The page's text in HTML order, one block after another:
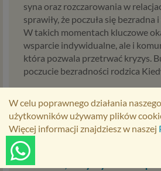
W celu poprawnego działania
użytkowników używamy plików
Więcej informacji znajdziesz w naszej
syna oraz rozczarowania w
sprawiły, że poczuła się
W takich momentach kluczowe
wsparcie indywidualne, ale i
która pozwala przetrwać kryzys.
poczucie bezradności rodzica
Zdrada, kryzys i